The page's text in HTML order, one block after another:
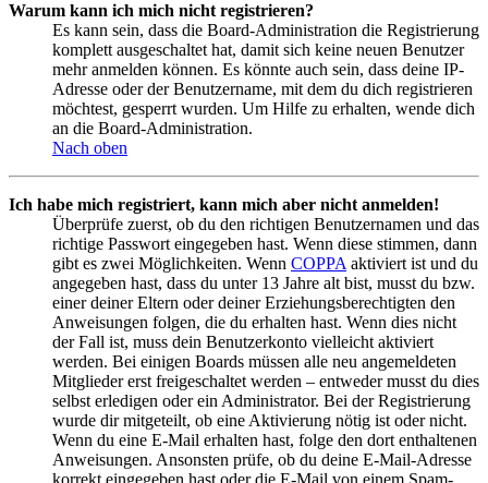
Warum kann ich mich nicht registrieren?
Es kann sein, dass die Board-Administration die Registrierung
komplett ausgeschaltet hat, damit sich keine neuen Benutzer
mehr anmelden können. Es könnte auch sein, dass deine IP-
Adresse oder der Benutzername, mit dem du dich registrieren
möchtest, gesperrt wurden. Um Hilfe zu erhalten, wende dich
an die Board-Administration.
Nach oben
Ich habe mich registriert, kann mich aber nicht anmelden!
Überprüfe zuerst, ob du den richtigen Benutzernamen und das
richtige Passwort eingegeben hast. Wenn diese stimmen, dann
gibt es zwei Möglichkeiten. Wenn COPPA aktiviert ist und du
angegeben hast, dass du unter 13 Jahre alt bist, musst du bzw.
einer deiner Eltern oder deiner Erziehungsberechtigten den
Anweisungen folgen, die du erhalten hast. Wenn dies nicht
der Fall ist, muss dein Benutzerkonto vielleicht aktiviert
werden. Bei einigen Boards müssen alle neu angemeldeten
Mitglieder erst freigeschaltet werden – entweder musst du dies
selbst erledigen oder ein Administrator. Bei der Registrierung
wurde dir mitgeteilt, ob eine Aktivierung nötig ist oder nicht.
Wenn du eine E-Mail erhalten hast, folge den dort enthaltenen
Anweisungen. Ansonsten prüfe, ob du deine E-Mail-Adresse
korrekt eingegeben hast oder die E-Mail von einem Spam-